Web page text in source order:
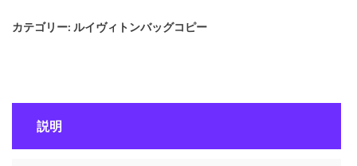
イ
ン
ー
カテゴリー: ルイヴィトンバッグコピー
説明